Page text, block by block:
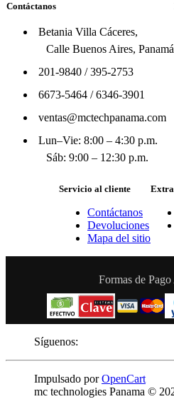
Contáctanos
Betania Villa Cáceres,
Calle Buenos Aires, Panamá
201-9840/395-2753
6673-5464/6346-3901
ventas@mctechpanama.com
Lun–Vie: 8:00 – 4:30 p.m.
Sáb: 9:00 – 12:30 p.m.
Servicio al cliente
Contáctanos
Devoluciones
Mapa del sitio
Formas de Pago
Síguenos:
Impulsado porOpenCart
mc technologies Panama ©